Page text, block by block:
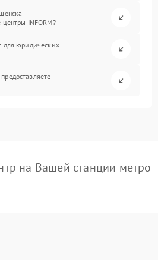
центры INFORM?
для юридических
на Вашей станции метро